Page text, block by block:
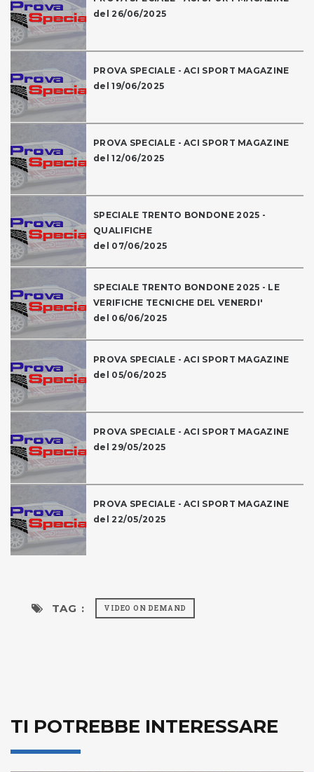
del 26/06/2025
PROVA SPECIALE - ACI SPORT MAGAZINE
del 19/06/2025
PROVA SPECIALE - ACI SPORT MAGAZINE
del 12/06/2025
SPECIALE TRENTO BONDONE 2025 -
QUALIFICHE
del 07/06/2025
SPECIALE TRENTO BONDONE 2025 - LE
VERIFICHE TECNICHE DEL VENERDI'
del 06/06/2025
PROVA SPECIALE - ACI SPORT MAGAZINE
del 05/06/2025
PROVA SPECIALE - ACI SPORT MAGAZINE
del 29/05/2025
PROVA SPECIALE - ACI SPORT MAGAZINE
del 22/05/2025
TAG : VIDEO ON DEMAND
TI POTREBBE INTERESSARE